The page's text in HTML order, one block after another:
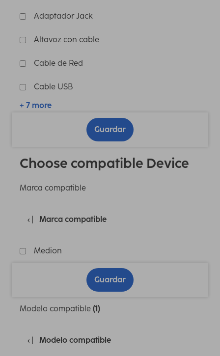
Adaptador Jack
Altavoz con cable
Cable de Red
Cable USB
+ 7 more
Guardar
Choose compatible Device
Marca compatible
Marca compatible
Medion
Guardar
Modelo compatible (1)
Modelo compatible